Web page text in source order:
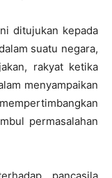
ditujukan kepada
suatu negara,
rakyat ketika
menyampaikan
permasalahan